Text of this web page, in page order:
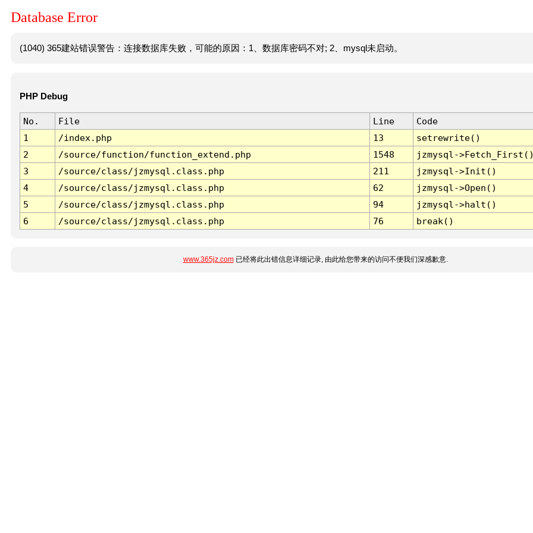
Database Error
(1040) 365建站错误警告：连接数据库失败，可能的原因：1、数据库密码不对; 2、mysql未启动。
PHP Debug
No. File Line
Code
1
/index.php 13
setrewrite()
2
/source/function/function_extend.php 1548
jzmysql-
3
/source/class/jzmysql.class.php 211
jzmysql->Init()
4
/source/class/jzmysql.class.php 62
jzmysql->Open()
5
/source/class/jzmysql.class.php 94
jzmysql->halt()
6
/source/class/jzmysql.class.php 76 break()
www.365jz.com已经将此出错信息详细记录, 由此给您带来的访问不便我们深感歉意.